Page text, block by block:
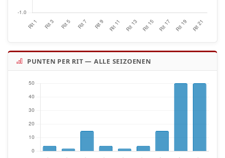
PUNTEN PER RIT — ALLE SEIZOENEN